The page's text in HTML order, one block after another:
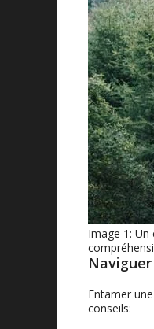
Image 1:
Entamer
conseils: